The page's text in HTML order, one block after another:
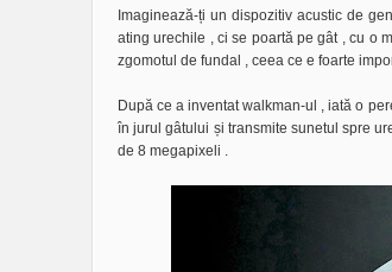
Imaginează-ți un dispozitiv acustic de
ating urechile , ci se poartă pe gât , cu o
zgomotul de fundal , ceea ce e foarte
După ce a inventat walkman-ul , iată o
în jurul gâtului și transmite sunetul spre
de 8 megapixeli .